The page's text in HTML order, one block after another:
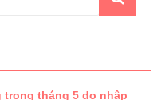
trong tháng 5 do nhập